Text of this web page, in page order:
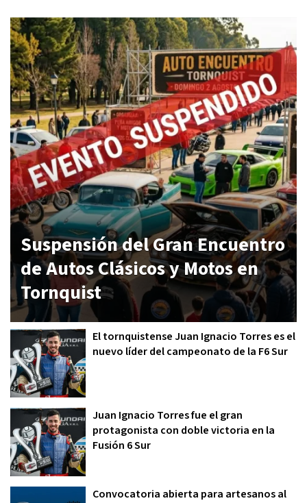
Suspensión del Gran Encuentro
de Autos Clásicos y Motos en
Tornquist
El tornquistense Juan Ignacio Torres es el
nuevo líder del campeonato de la F6 Sur
Juan Ignacio Torres fue el gran
protagonista con doble victoria en la
Fusión 6 Sur
Convocatoria abierta para artesanos al